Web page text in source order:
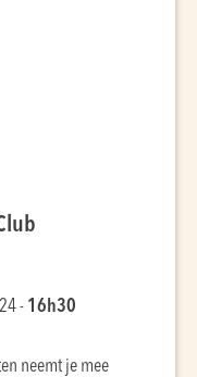
- 16h30
neemt je mee